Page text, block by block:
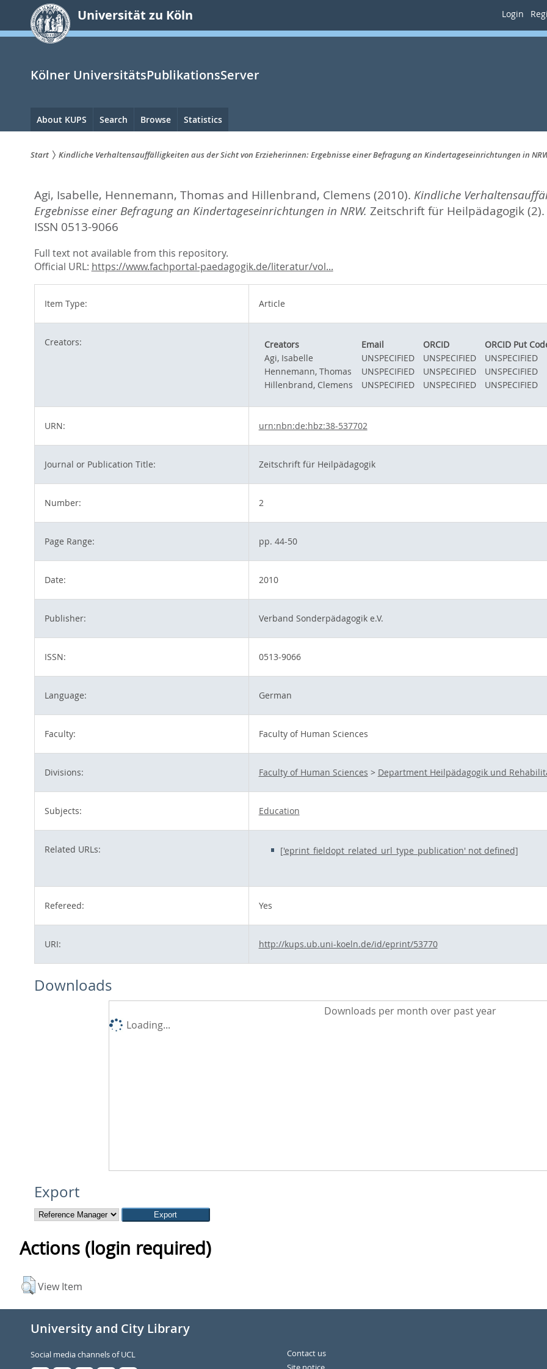
springen
Universität zu Köln Login
Kölner UniversitätsPublikationsServer
Hauptnavigation
About KUPS Search Browse Statistics
sind
hier:
Start Kindliche Verhaltensauffälligkeiten aus der Sicht von Erzieherinnen: Ergebnisse einer Befragung an Kindertageseinrichtungen in
Agi, Isabelle, Hennemann, Thomasand Hillenbrand, Clemens (2010). Kindliche
Ergebnisse einer Befragung an Kindertageseinrichtungen in NRW. Zeitschrift für Heilpädagogik
ISSN 0513-9066
Full text not available from this repository.
Official URL: https://www.fachportal-paedagogik.de/literatur/vol...
Item Type: Article
Creators: Creators Email ORCID
ORCID Put
Agi, Isabelle
UNSPECIFIED UNSPECIFIED
UNSPECIFIED
Hennemann, Thomas
UNSPECIFIED UNSPECIFIED
UNSPECIFIED
Hillenbrand, Clemens
UNSPECIFIED UNSPECIFIED UNSPECIFIED
URN: urn:nbn:de:hbz:38-537702
Journal or Publication Title: Zeitschrift für Heilpädagogik
Number: 2
Page Range: pp. 44-50
Date: 2010
Publisher: Verband Sonderpädagogik e.V.
ISSN: 0513-9066
Language: German
Faculty: Faculty of Human Sciences
Divisions: Faculty of Human Sciences > Department Heilpädagogik und
Subjects: Education
Related URLs: ['eprint_fieldopt_related_url_type_publication' not defined]
Refereed: Yes
URI: http://kups.ub.uni-koeln.de/id/eprint/53770
Downloads
Downloads per month over past year
Loading...
Export
Actions (login required)
View Item
University and City Library
Social media channels of UCL
Contact us